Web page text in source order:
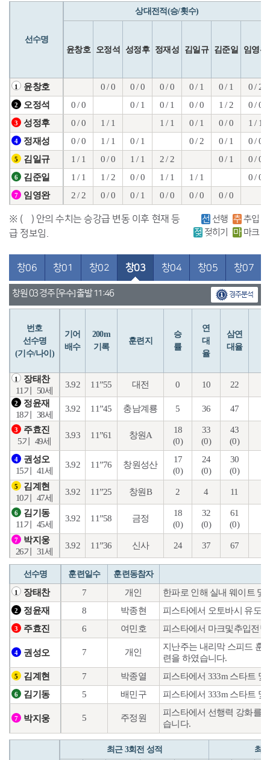
선수명
상대전적(승/횟수)
윤창호 오정석 성정후 정재성 김일규 김준일 임영완
1 윤창호 0 / 0 0 / 0 0 / 0 0 / 1 0 / 1 0 / 2
2 오정석 0 / 0 0 / 1 0 / 1 0 / 0 1 / 2 0 / 0
3 성정후 0 / 0 1 / 1 1 / 1 0 / 1 0 / 0 1 / 1
4 정재성 0 / 0 1 / 1 0 / 1 0 / 2 0 / 1 0 / 0
5 김일규 1 / 1 0 / 0 1 / 1 2 / 2 0 / 1 0 / 0
6 김준일 1 / 1 1 / 2 0 / 0 1 / 1 1 / 1 0 / 0
7 임영완 2 / 2 0 / 0 0 / 1 0 / 0 0 / 0 0 / 0
※ ( ) 안의 수치는 승강급 변동 이후 현재 등
급 정보임.
선 선행 추 추입
젖 젖히기 마 마크
창06 창01 창02 창03 창04 창05 창07
창원 03 경주 [우수] 출발 11:46 경주분석
번호
선수명
(기수/나이)
기어
배수
200m
기록
훈련지
승
률
연
대
율
삼연
대율
1
장태찬
11기
50세
3.92 11”55 대전 0 10 22
2
정윤재
18기
38세
3.92 11”45 충남계룡 5 36 47
3
주효진
5기
49세
3.93 11”61 창원A
18
(0)
33
(0)
43
(0)
4
권성오
15기
41세
3.92 11”76 창원성산
17
(0)
24
(0)
30
(0)
5
김계현
10기
47세
3.92 11”25 창원B 2 4 11
6
김기동
11기
45세
3.92 11”58 금정
18
(0)
32
(0)
61
(0)
7
박지웅
26기
31세
3.92 11”36 신사 24 37 67
선수명 훈련일수 훈련동참자
1 장태찬 7 개인 한파로 인해 실내 웨이트 및
2 정윤재 8 박종현 피스타에서 오토바시 유도
3 주효진 6 여민호 피스타에서 마크및추입전
4 권성오 7 개인
지난주는 내리막 스피드 훈
련을 하였습니다.
5 김계현 7 박종열 피스타에서 333m 스타트
6 김기동 5 배민구 피스타에서 333m 스타트
7 박지웅 5 주정원
피스타에서 선행력 강화를
습니다.
최근 3회전 성적 최